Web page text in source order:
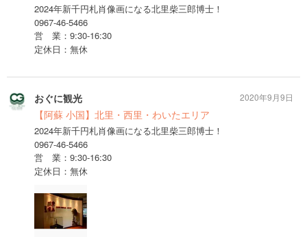
2024年新千円札肖像画になる北里柴三郎博士！
0967-46-5466
営 業：9:30-16:30
定休日：無休
おぐに観光
【阿蘇 小国】北里・西里・わいたエリア
2024年新千円札肖像画になる北里柴三郎博士！
0967-46-5466
営 業：9:30-16:30
定休日：無休
2020年9月9日